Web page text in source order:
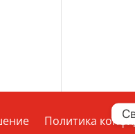
Политика